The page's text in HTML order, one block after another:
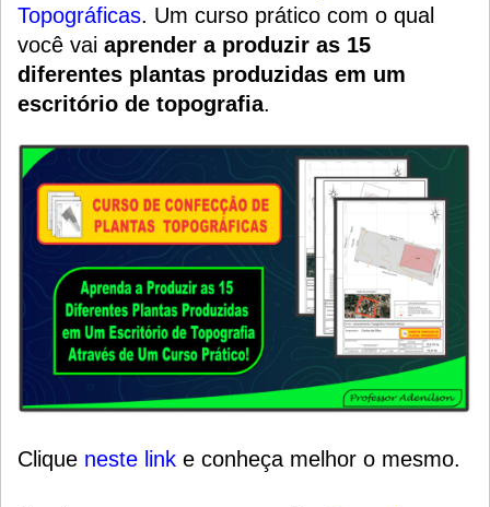
Topográficas. Um curso prático com o qual
você vai aprender a produzir as 15
diferentes plantas produzidas em um
escritório de topografia.
Clique neste link e conheça melhor o mesmo.